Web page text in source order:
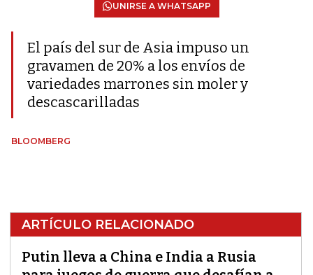
UNIRSE A WHATSAPP
El país del sur de Asia impuso un
gravamen de 20% a los envíos de
variedades marrones sin moler y
descascarilladas
BLOOMBERG
ARTÍCULO RELACIONADO
Putin lleva a China e India a Rusia